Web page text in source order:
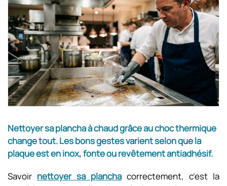
Nettoyer sa plancha à chaud grâce au choc thermique
change tout. Les bons gestes varient selon que la
plaque est en inox, fonte ou revêtement antiadhésif.
Savoir nettoyer sa planchacorrectement, c’est la